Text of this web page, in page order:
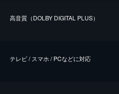
⾼⾳質（DOLBY DIGITAL PLUS）
テレビ / スマホ / PCなどに対応